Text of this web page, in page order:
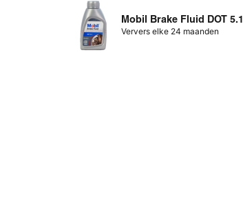
Mobil Brake Fluid DOT 5.1
Ververs elke 24 maanden